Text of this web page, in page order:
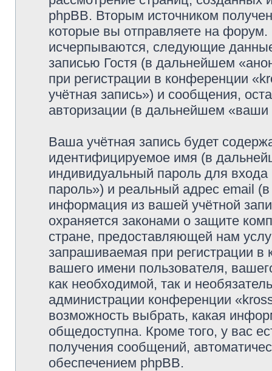
phpBB. Вторым источником
которые вы отправляете на
исчерпываются, следующие
записью Гостя (в дальнейшем
при регистрации в конференции
учётная запись») и сообщения,
авторизации (в дальнейшем
Ваша учётная запись будет
идентифицируемое имя (в
индивидуальный пароль для
пароль») и реальный адрес email
информация из вашей учётной
охраняется законами о защите
стране, предоставляющей нам
запрашиваемая при регистрации
вашего имени пользователя,
как необходимой, так и
администрации конференции
возможность выбрать, какая
общедоступна. Кроме того, у вас
получения сообщений,
обеспечением phpBB.